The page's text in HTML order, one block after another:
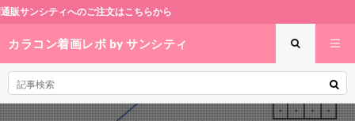
へのご注文はこちらから
カラコン着画レポ by サンシティ